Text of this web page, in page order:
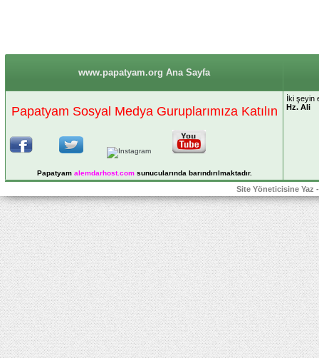
www.papatyam.org Ana Sayfa
Papatyam Sosyal Medya Guruplarımıza Katılın
Papatyam alemdarhost.comsunucularında barındırılmaktadır.
İki şeyin
Hz. Ali
Site Yöneticisine Yaz